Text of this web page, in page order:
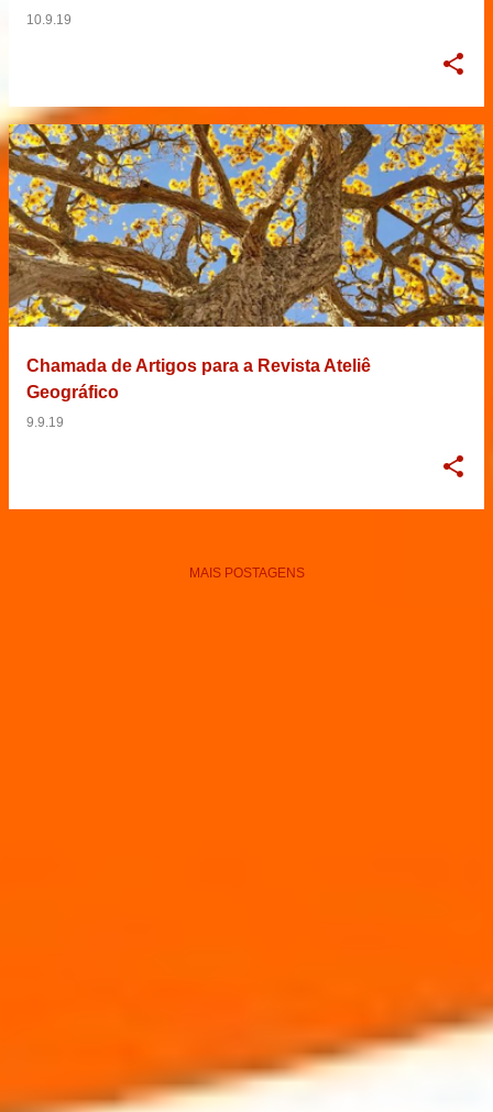
10.9.19
Chamada de Artigos para a Revista Ateliê
Geográfico
9.9.19
MAIS POSTAGENS